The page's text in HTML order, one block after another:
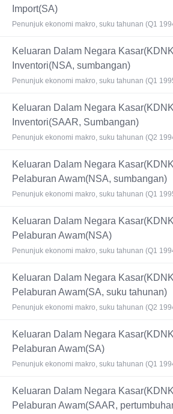
Import(SA)
Penunjuk ekonomi makro, suku tahunan (Q1
Keluaran Dalam Negara
Inventori(NSA, sumbangan)
Penunjuk ekonomi makro, suku tahunan (Q1
Keluaran Dalam Negara
Inventori(SAAR, Sumbangan)
Penunjuk ekonomi makro, suku tahunan (Q2
Keluaran Dalam Negara
Pelaburan Awam(NSA, sumbangan)
Penunjuk ekonomi makro, suku tahunan (Q1
Keluaran Dalam Negara
Pelaburan Awam(NSA)
Penunjuk ekonomi makro, suku tahunan (Q1
Keluaran Dalam Negara
Pelaburan Awam(SA, suku tahunan)
Penunjuk ekonomi makro, suku tahunan (Q2
Keluaran Dalam Negara
Pelaburan Awam(SA)
Penunjuk ekonomi makro, suku tahunan (Q1
Keluaran Dalam Negara
Pelaburan Awam(SAAR,